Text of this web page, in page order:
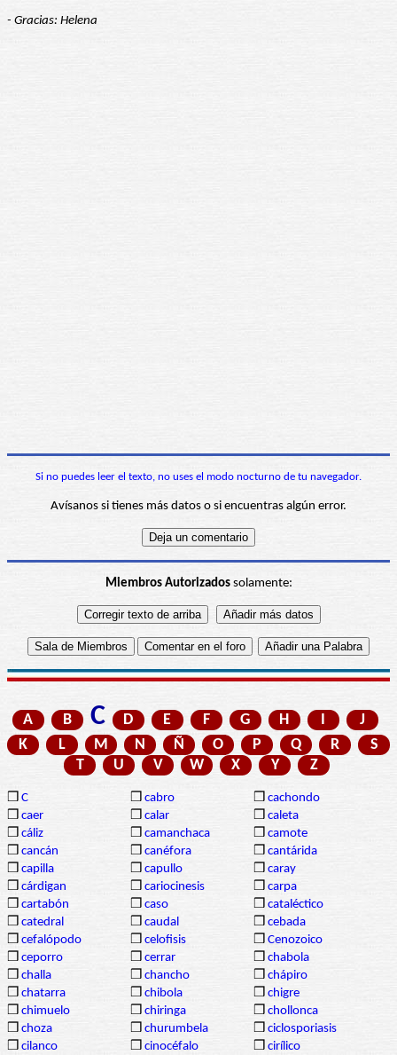
- Gracias: Helena
Si no puedes leer el texto, no uses el modo nocturno de tu navegador.
Avísanos si tienes más datos o si encuentras algún error.
Miembros Autorizadossolamente:
A B C D E F G H I
J
K
L M N Ñ O P Q R
S
T
U V W X Y Z
❒ C ❒ cabro ❒ cachondo
❒ caer ❒ calar ❒ caleta
❒ cáliz ❒ camanchaca ❒ camote
❒ cancán ❒ canéfora ❒ cantárida
❒ capilla ❒ capullo ❒ caray
❒ cárdigan ❒ cariocinesis ❒ carpa
❒ cartabón ❒ caso ❒ cataléctico
❒ catedral ❒ caudal ❒ cebada
❒ cefalópodo ❒ celofisis ❒ Cenozoico
❒ ceporro ❒ cerrar ❒ chabola
❒ challa ❒ chancho ❒ chápiro
❒ chatarra ❒ chibola ❒ chigre
❒ chimuelo ❒ chiringa ❒ chollonca
❒ choza ❒ churumbela ❒ ciclosporiasis
❒ cilanco ❒ cinocéfalo ❒ cirílico